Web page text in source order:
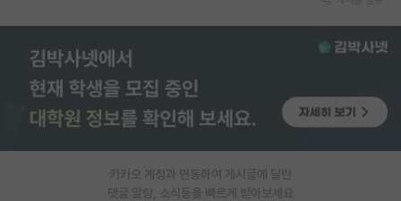
취업 게시판
임용 후기 게시판
인문사회 계열 게시판카카오 계정과 연동하여 게시글에 달린
댓글 알람, 소식등을 빠르게 받아보세요